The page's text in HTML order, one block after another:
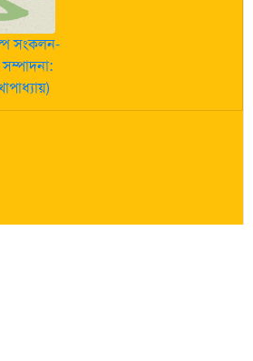
সংকলন-
সম্পাদনা: